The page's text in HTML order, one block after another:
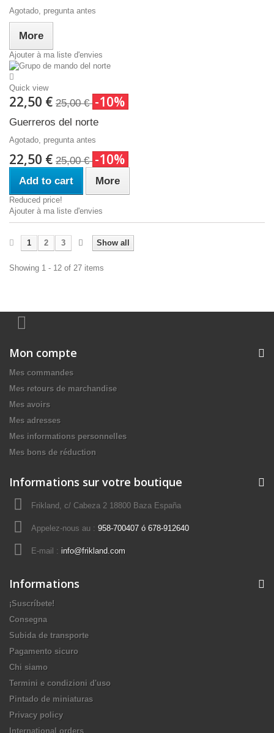
Agotado, pregunta antes
More
Ajouter à ma liste d'envies
Quick view
22,50 € 25,00 € -10%
Guerreros del norte
Agotado, pregunta antes
22,50 € 25,00 € -10%
Add to cart More
Reduced price!
Ajouter à ma liste d'envies
Show all
1 2 3
Showing 1 - 12 of 27 items
Mon compte
Mes commandes
Mes retours de marchandise
Mes avoirs
Mes adresses
Mes informations personnelles
Mes bons de réduction
Informations sur votre boutique
Frikland, c/ Cabeza 2 18800 Baza España
Appelez-nous au : 958-700407 ó 678-912640
E-mail : info@frikland.com
Informations
¡Suscríbete!
Consegna
Subida de transporte
Pagamento sicuro
Chi siamo
Termini e condizioni d'uso
Pintado de miniaturas
Privacy policy
International orders